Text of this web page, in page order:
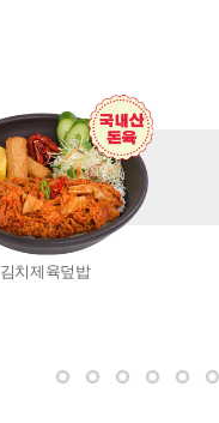
치즈떡볶이/치즈라볶이
매콤주꾸미만두
비빔주먹만두
제로제육
쫄
김치제육덮밥